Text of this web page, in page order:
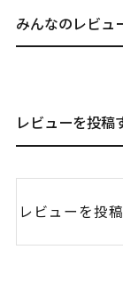
みんなのレビュ
レビューを投稿
レビューを投